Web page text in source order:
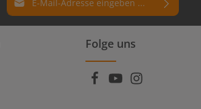
Datenschutz
Datenschutzbestimmungen
gelesen und bin mit ihnen einverstanden.
Die mit einem Stern (*) markierten Felder
Folge uns